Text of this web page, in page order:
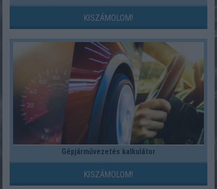
KISZÁMOLOM!
Gépjárművezetés kalkulátor
KISZÁMOLOM!